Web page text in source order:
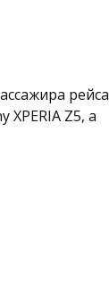
рейса
Z5, а